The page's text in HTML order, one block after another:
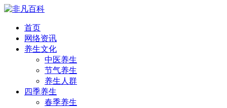
首页
网络资讯
养生文化
中医养生
节气养生
养生人群
四季养生
春季养生